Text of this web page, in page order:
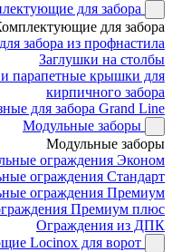
для забора
для забора
забора из профнастила
Заглушки на столбы
парапетные крышки для
кирпичного забора
для забора Grand Line
Модульные заборы
Модульные заборы
ограждения Эконом
ограждения Стандарт
ограждения Премиум
Премиум плюс
Ограждения из ДПК
Locinox для ворот